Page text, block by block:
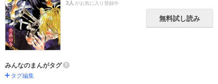
3人 がお気に入り登録中
無料試し読み
みんなのまんがタグ
タグ編集